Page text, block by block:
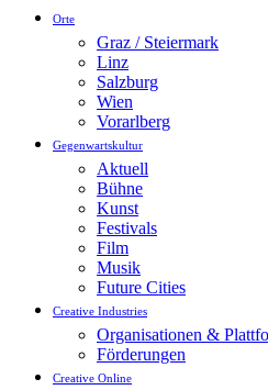
Orte
Graz / Steiermark
Linz
Salzburg
Wien
Vorarlberg
Gegenwartskultur
Aktuell
Bühne
Kunst
Festivals
Film
Musik
Future Cities
Creative Industries
Organisationen &
Förderungen
Creative Online